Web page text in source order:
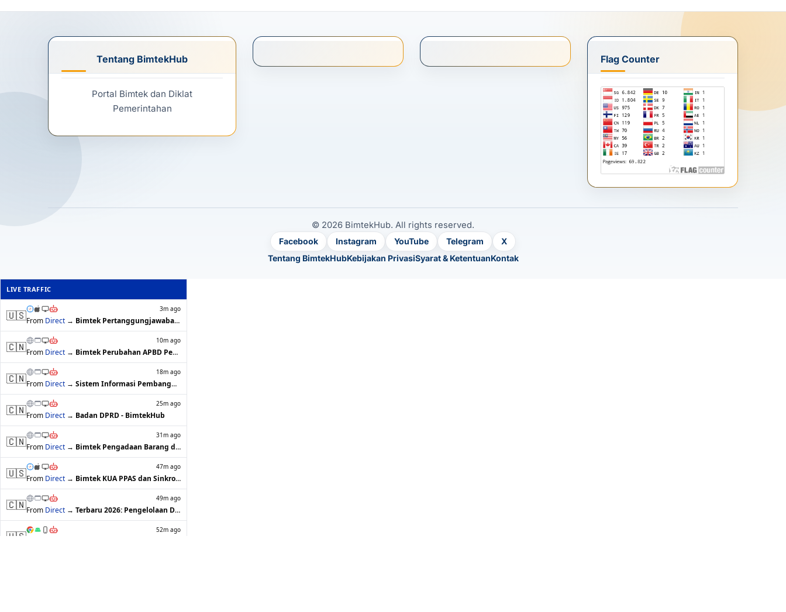
Tentang BimtekHub
Portal Bimtek dan Diklat
Pemerintahan
Flag Counter
© 2026 BimtekHub. All rights reserved.
Facebook Instagram YouTube Telegram
X
Tentang BimtekHubKebijakan PrivasiSyarat & KetentuanKontak
LIVE TRAFFIC
🇺🇸 3m ago
From Direct → Bimtek Pertanggungjawaban Keuangan OPD…
🇨🇳 10m ago
From Direct → Bimtek Perubahan APBD Pemerintah Daera…
🇨🇳 18m ago
From Direct → Sistem Informasi Pembangunan Daerah (S…
🇨🇳 25m ago
From Direct → Badan DPRD - BimtekHub
🇨🇳 31m ago
From Direct → Bimtek Pengadaan Barang dan Jasa Akhir…
🇺🇸 47m ago
From Direct → Bimtek KUA PPAS dan Sinkronisasi RKPD …
🇨🇳 49m ago
From Direct → Terbaru 2026: Pengelolaan Dana Desa un…
🇺🇸 52m ago